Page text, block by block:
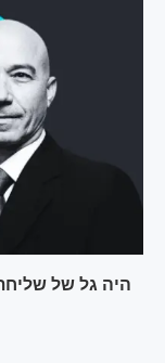
היה גל של